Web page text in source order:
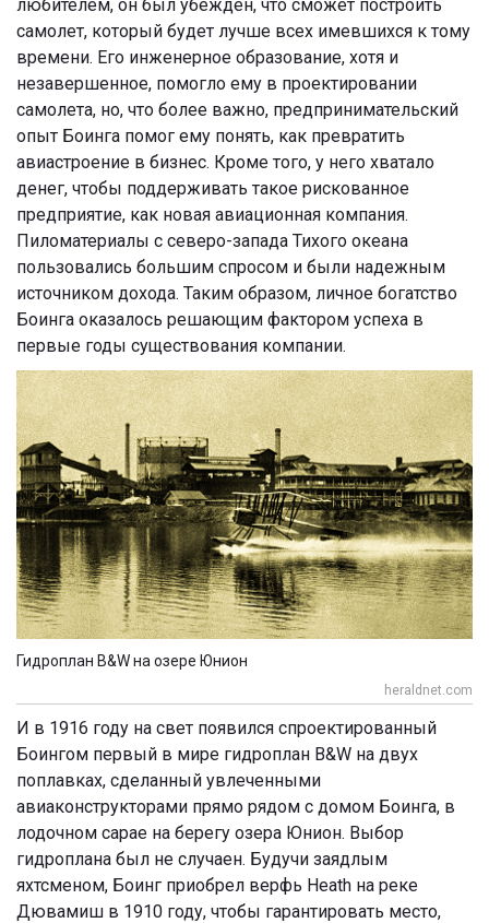
любителем, он был убежден, что сможет построить
самолет, который будет лучше всех имевшихся к тому
времени. Его инженерное образование, хотя и
незавершенное, помогло ему в проектировании
самолета, но, что более важно, предпринимательский
опыт Боинга помог ему понять, как превратить
авиастроение в бизнес. Кроме того, у него хватало
денег, чтобы поддерживать такое рискованное
предприятие, как новая авиационная компания.
Пиломатериалы с северо-запада Тихого океана
пользовались большим спросом и были надежным
источником дохода. Таким образом, личное богатство
Боинга оказалось решающим фактором успеха в
первые годы существования компании.
Гидроплан B&W на озере Юнион
heraldnet.com
И в 1916 году на свет появился спроектированный
Боингом первый в мире гидроплан B&W на двух
поплавках, сделанный увлеченными
авиаконструкторами прямо рядом с домом Боинга, в
лодочном сарае на берегу озера Юнион. Выбор
гидроплана был не случаен. Будучи заядлым
яхтсменом, Боинг приобрел верфь Heath на реке
Дювамиш в 1910 году, чтобы гарантировать место,